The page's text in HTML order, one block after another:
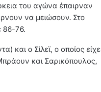
του αγώνα έπαιρναν
να μειώσουν. Στο
86-76.
και ο Σίλεϊ, ο οποίος είχε
και Σαρικόπουλος,